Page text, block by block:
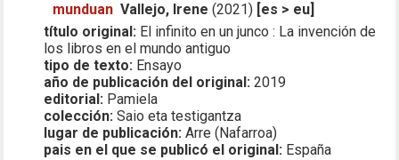
munduan Vallejo, Irene (2021) [es > eu]
título original: El infinito en un junco : La invención de
los libros en el mundo antiguo
tipo de texto: Ensayo
año de publicación del original: 2019
editorial: Pamiela
colección: Saio eta testigantza
lugar de publicación: Arre (Nafarroa)
pais en el que se publicó el original: España